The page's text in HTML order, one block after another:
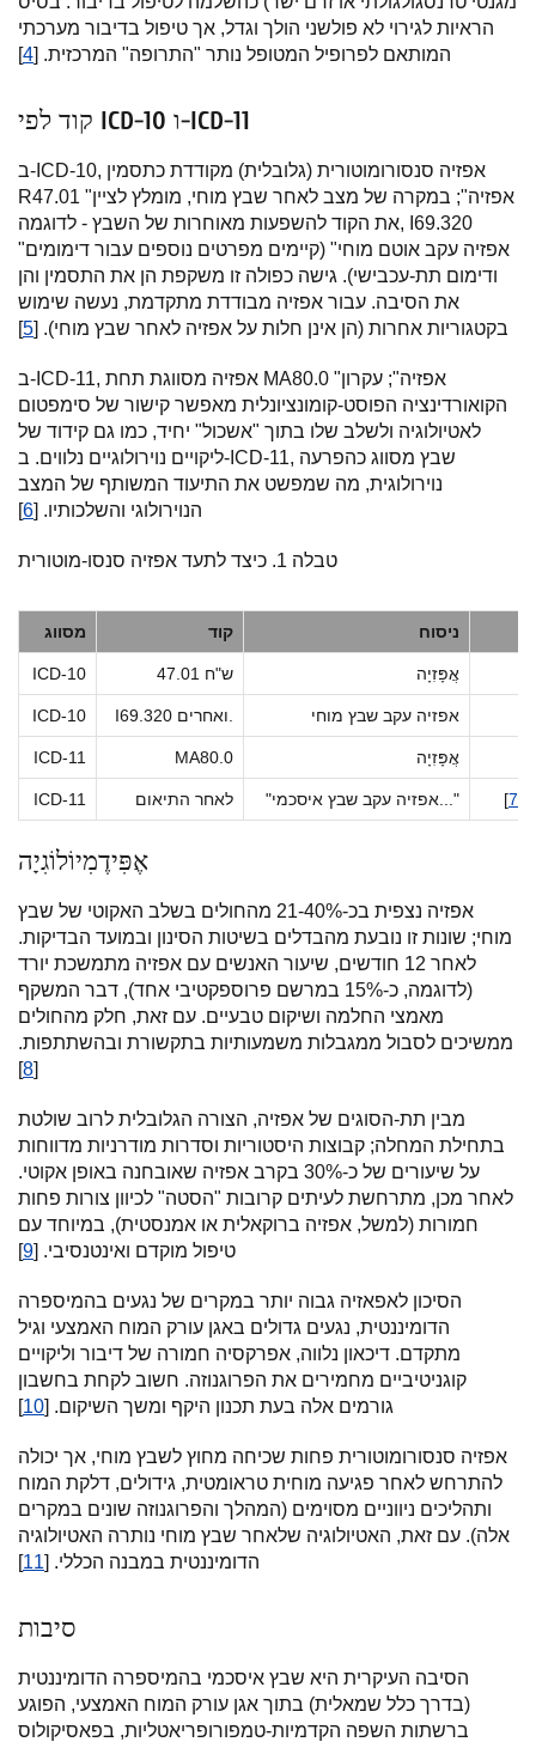
הראיות לגירוי לא פולשני הולך וגדל, אך טיפול בדיבור מערכתי
המותאם לפרופיל המטופל נותר "התרופה" המרכזית. [4
]
קוד לפי ICD-10 ו-ICD-11
ב-ICD-10, אפזיה סנסורומוטורית (גלובלית) מקודדת כתסמין
R47.01 "אפזיה"; במקרה של מצב לאחר שבץ מוחי, מומלץ לציין
את הקוד להשפעות מאוחרות של השבץ - לדוגמה, I69.320
"אפזיה עקב אוטם מוחי" (קיימים מפרטים נוספים עבור דימומים
ודימום תת-עכבישי). גישה כפולה זו משקפת הן את התסמין והן
את הסיבה. עבור אפזיה מבודדת מתקדמת, נעשה שימוש
בקטגוריות אחרות (הן אינן חלות על אפזיה לאחר שבץ מוחי). [5
]
ב-ICD-11, אפזיה מסווגת תחת MA80.0 "אפזיה"; עקרון
הקואורדינציה הפוסט-קומונציונלית מאפשר קישור של סימפטום
לאטיולוגיה ולשלב שלו בתוך "אשכול" יחיד, כמו גם קידוד של
ליקויים נוירולוגיים נלווים. ב-ICD-11, שבץ מסווג כהפרעה
נוירולוגית, מה שמפשט את התיעוד המשותף של המצב
הנוירולוגי והשלכותיו. [6
]
טבלה 1. כיצד לתעד אפזיה סנסו-מוטורית
מסווג קוד ניסוח
ICD-10 47.01 ש"ח אֲפָּזִיָה
ICD-10 אפזיה עקב שבץ מוחי
ICD-11 MA80.0 אֲפָּזִיָה
ICD-11 לאחר התיאום "אפזיה עקב שבץ איסכמי..." 7
]
אֶפִּידֶמִיוֹלוֹגִיָה
אפזיה נצפית בכ-21-40% מהחולים בשלב האקוטי של שבץ
מוחי; שונות זו נובעת מהבדלים בשיטות הסינון ובמועד הבדיקות.
לאחר 12 חודשים, שיעור האנשים עם אפזיה מתמשכת יורד
(לדוגמה, כ-15% במרשם פרוספקטיבי אחד), דבר המשקף
מאמצי החלמה ושיקום טבעיים. עם זאת, חלק מהחולים
ממשיכים לסבול ממגבלות משמעותיות בתקשורת ובהשתתפות.
[
8
]
מבין תת-הסוגים של אפזיה, הצורה הגלובלית לרוב שולטת
בתחילת המחלה; קבוצות היסטוריות וסדרות מודרניות מדווחות
על שיעורים של כ-30% בקרב אפזיה שאובחנה באופן אקוטי.
לאחר מכן, מתרחשת לעיתים קרובות "הסטה" לכיוון צורות פחות
חמורות (למשל, אפזיה ברוקאלית או אמנסטית), במיוחד עם
טיפול מוקדם ואינטנסיבי. [9
]
הסיכון לאפאזיה גבוה יותר במקרים של נגעים בהמיספרה
הדומיננטית, נגעים גדולים באגן עורק המוח האמצעי וגיל
מתקדם. דיכאון נלווה, אפרקסיה חמורה של דיבור וליקויים
קוגניטיביים מחמירים את הפרוגנוזה. חשוב לקחת בחשבון
גורמים אלה בעת תכנון היקף ומשך השיקום. [10
]
אפזיה סנסורומוטורית פחות שכיחה מחוץ לשבץ מוחי, אך יכולה
להתרחש לאחר פגיעה מוחית טראומטית, גידולים, דלקת המוח
ותהליכים ניווניים מסוימים (המהלך והפרוגנוזה שונים במקרים
אלה). עם זאת, האטיולוגיה שלאחר שבץ מוחי נותרה האטיולוגיה
הדומיננטית במבנה הכללי. [11
]
סיבות
הסיבה העיקרית היא שבץ איסכמי בהמיספרה הדומיננטית
(בדרך כלל שמאלית) בתוך אגן עורק המוח האמצעי, הפוגע
ברשתות השפה הקדמיות-טמפורופריאטליות, בפאסיקולוס